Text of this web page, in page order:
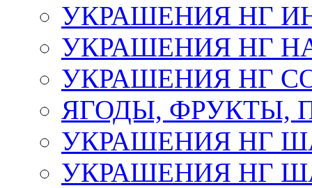
УКРАШЕНИЯ НГ
УКРАШЕНИЯ НГ
УКРАШЕНИЯ НГ
ЯГОДЫ, ФРУКТЫ,
УКРАШЕНИЯ НГ
УКРАШЕНИЯ НГ